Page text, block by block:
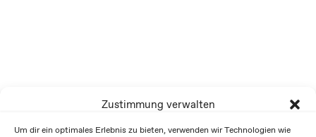
Zustimmung verwalten
Um dir ein optimales Erlebnis zu bieten, verwenden wir Technologien wie